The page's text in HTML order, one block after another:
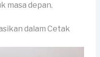
masa depan.
dalam Cetak